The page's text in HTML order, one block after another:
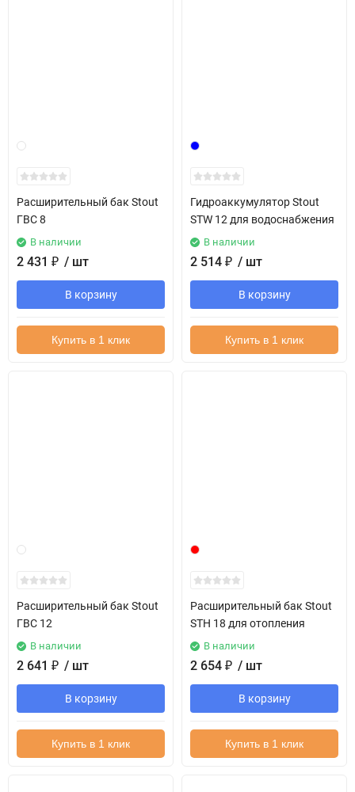
Расширительный бак Stout
ГВС 8
В наличии
2 431 ₽ / шт
В корзину
Купить в 1 клик
Гидроаккумулятор Stout
STW 12 для водоснабжения
В наличии
2 514 ₽ / шт
В корзину
Купить в 1 клик
Расширительный бак Stout
ГВС 12
В наличии
2 641 ₽ / шт
В корзину
Купить в 1 клик
Расширительный бак Stout
STH 18 для отопления
В наличии
2 654 ₽ / шт
В корзину
Купить в 1 клик